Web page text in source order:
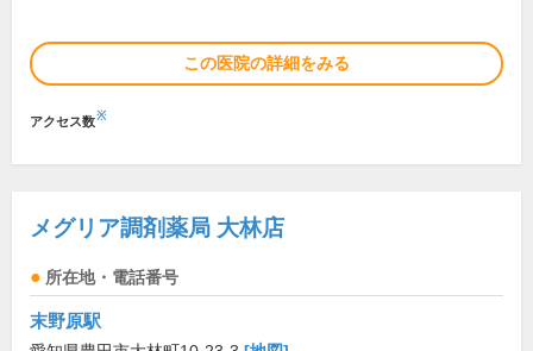
この医院の詳細をみる
アクセス数※
メグリア調剤薬局 大林店
所在地・電話番号
末野原駅